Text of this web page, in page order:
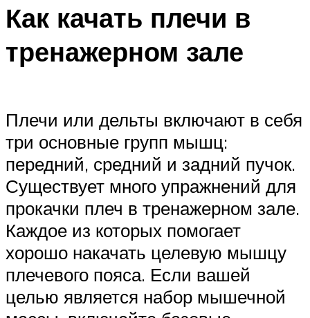
Как качать плечи в
тренажерном зале
Плечи или дельты включают в себя
три основные групп мышц:
передний, средний и задний пучок.
Существует много упражнений для
прокачки плеч в тренажерном зале.
Каждое из которых помогает
хорошо накачать целевую мышцу
плечевого пояса. Если вашей
целью является набор мышечной